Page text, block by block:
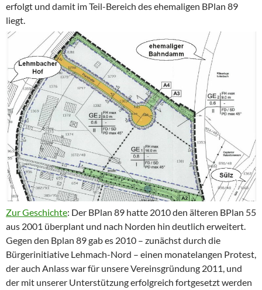
erfolgt und damit im Teil-Bereich des ehemaligen BPlan 89
liegt.
Zur Geschichte: Der BPlan 89 hatte 2010 den älteren BPlan 55
aus 2001 überplant und nach Norden hin deutlich erweitert.
Gegen den Bplan 89 gab es 2010 – zunächst durch die
Bürgerinitiative Lehmach-Nord – einen monatelangen Protest,
der auch Anlass war für unsere Vereinsgründung 2011, und
der mit unserer Unterstützung erfolgreich fortgesetzt werden